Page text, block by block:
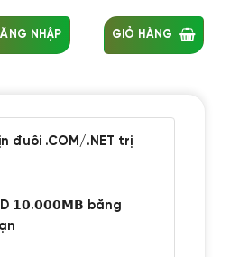
NHẬP GIỎ HÀNG
đuôi .COM/.NET trị
𝟭𝟬.𝟬𝟬𝟬𝗠𝗕 băng